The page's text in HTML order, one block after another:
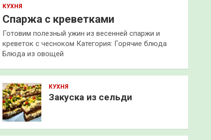
КУХНЯ
Спаржа с креветками
Готовим полезный ужин из весенней спаржи и
креветок с чесноком Категория: Горячие блюда
Блюда из овощей
КУХНЯ
Закуска из сельди